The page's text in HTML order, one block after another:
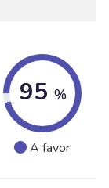
95 %
A favor